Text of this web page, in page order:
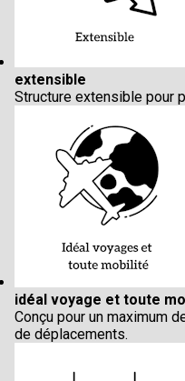
extensible
Structure extensible pour
idéal voyage et toute
Conçu pour un maximum
de déplacements.